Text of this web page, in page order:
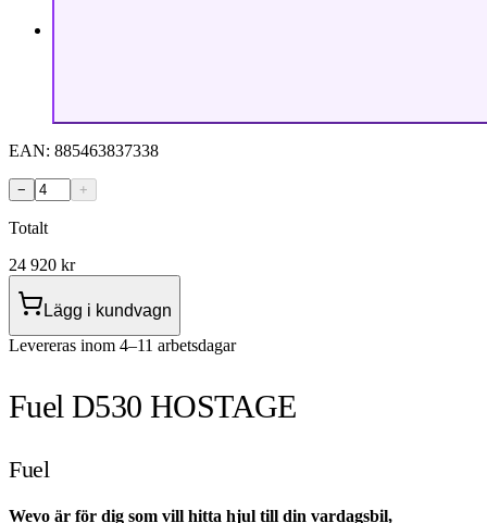
EAN: 885463837338
− +
Totalt
24 920 kr
Lägg i kundvagn
Levereras inom 4–11 arbetsdagar
Fuel D530 HOSTAGE
Fuel
Wevo är för dig som vill hitta hjul till din vardagsbil,